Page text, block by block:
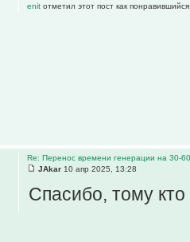
enit отметил этот пост как
Re: Перенос времени генерации на 30-
JAkar 10 апр 2025, 13:28
Спасибо, тому кто